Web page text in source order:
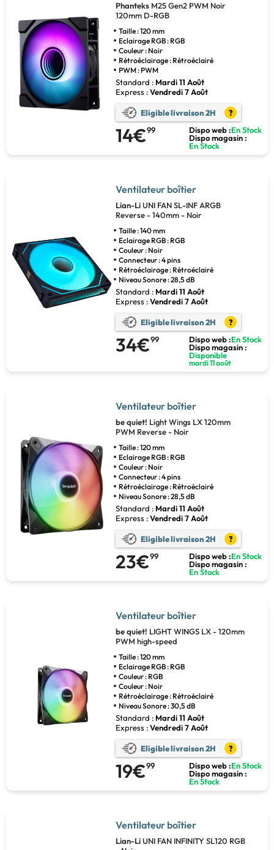
Phanteks M25 Gen2 PWM Noir
120mm D-RGB
Taille : 120 mm
Eclairage RGB : RGB
Couleur : Noir
Rétroéclairage : Rétroéclairé
PWM : PWM
Standard : Mardi 11 Août
Express :Vendredi 7 Août
Eligible livraison 2H ?
14€99 Dispo web :En Stock
Dispo magasin :
En Stock
Ventilateur boîtier
Lian-LiUNI FAN SL-INF ARGB
Reverse - 140mm - Noir
Taille : 140 mm
Eclairage RGB : RGB
Couleur : Noir
Connecteur : 4 pins
Rétroéclairage : Rétroéclairé
Niveau Sonore : 28,5 dB
Standard : Mardi 11 Août
Express :Vendredi 7 Août
Eligible livraison 2H ?
34€99 Dispo web :En Stock
Dispo magasin :
Disponible
mardi 11 août
Ventilateur boîtier
be quiet! Light Wings LX 120mm
PWM Reverse - Noir
Taille : 120 mm
Eclairage RGB : RGB
Couleur : Noir
Connecteur : 4 pins
Rétroéclairage : Rétroéclairé
Niveau Sonore : 28,5 dB
Standard : Mardi 11 Août
Express :Vendredi 7 Août
Eligible livraison 2H ?
23€99 Dispo web :En Stock
Dispo magasin :
En Stock
Ventilateur boîtier
be quiet! LIGHT WINGS LX - 120mm
PWM high-speed
Taille : 120 mm
Eclairage RGB : RGB
Couleur : RGB
Couleur : Noir
Rétroéclairage : Rétroéclairé
Niveau Sonore : 30,5 dB
Standard : Mardi 11 Août
Express :Vendredi 7 Août
Eligible livraison 2H ?
19€99 Dispo web :En Stock
Dispo magasin :
En Stock
Ventilateur boîtier
Lian-LiUNI FAN INFINITY SL120 RGB